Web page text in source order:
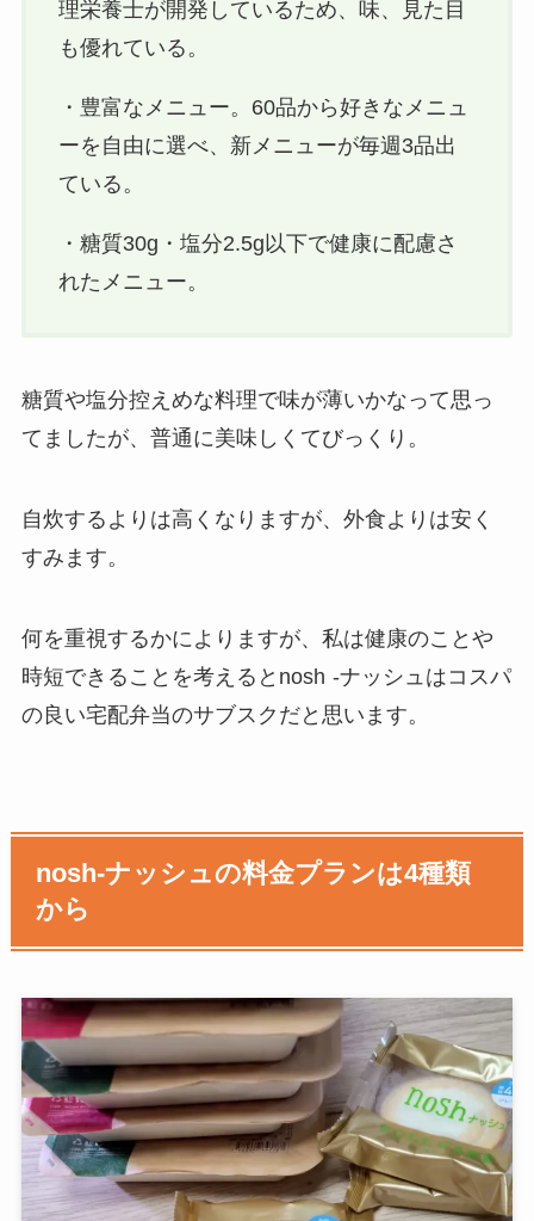
理栄養士が開発しているため、味、見た目
も優れている。
・豊富なメニュー。60品から好きなメニュ
ーを自由に選べ、新メニューが毎週3品出
ている。
・糖質30g・塩分2.5g以下で健康に配慮さ
れたメニュー。
糖質や塩分控えめな料理で味が薄いかなって思っ
てましたが、普通に美味しくてびっくり。
自炊するよりは高くなりますが、外食よりは安く
すみます。
何を重視するかによりますが、私は健康のことや
時短できることを考えるとnosh -ナッシュはコスパ
の良い宅配弁当のサブスクだと思います。
nosh-ナッシュの料金プランは4種類
から